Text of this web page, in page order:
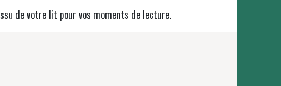
de votre lit pour vos moments de lecture.